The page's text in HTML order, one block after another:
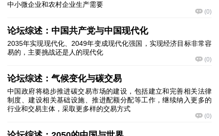
中小微企业和农村企业生产需要
(0)
论坛综述：中国共产党与中国现代化
2035年实现现代化、2049年变成现代化强国，实现经济目标非常容
易的，主要挑战还是人的现代化
(0)
论坛综述：气候变化与碳交易
中国政府将稳步推进碳交易市场的建设，包括建立和完善相关法律
制度、建设相关基础设施、推进配额分配等工作，继续纳入更多的
行业和交易主体，采取更多样的交易方式
(0)